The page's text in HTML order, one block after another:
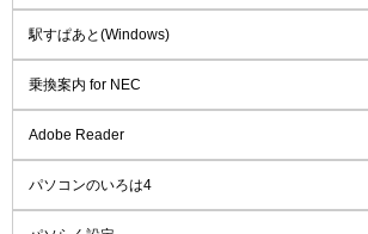
駅すぱあと(Windows)
乗換案内 for NEC
Adobe Reader
パソコンのいろは4